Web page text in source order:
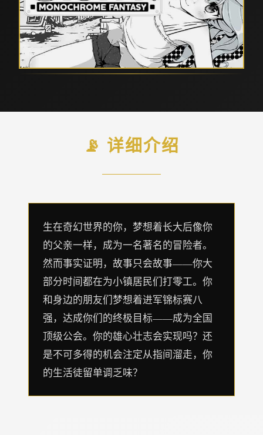
📡 详细介绍
生在奇幻世界的你，梦想着长大后像你
的父亲一样，成为一名著名的冒险者。
然而事实证明，故事只会故事——你大
部分时间都在为小镇居民们打零工。你
和身边的朋友们梦想着进军锦标赛八
强，达成你们的终极目标——成为全国
顶级公会。你的雄心壮志会实现吗？还
是不可多得的机会注定从指间溜走，你
的生活徒留单调乏味？